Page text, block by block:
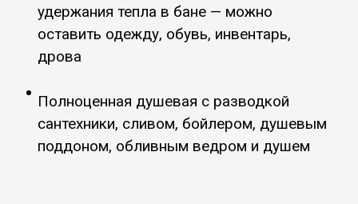
удержания тепла в бане — можно
оставить одежду, обувь, инвентарь,
дрова
Полноценная душевая с разводкой
сантехники, сливом, бойлером, душевым
поддоном, обливным ведром и душем